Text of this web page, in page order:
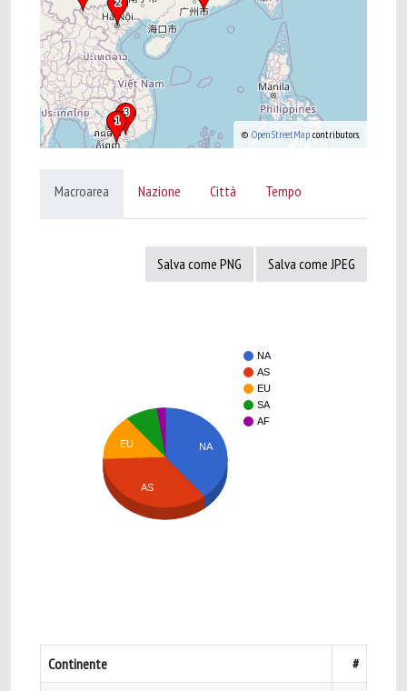
© OpenStreetMap contributors.
Macroarea Nazione Città Tempo
Salva come PNG Salva come JPEG
NA
AS
EU
SA
AF
NA
EU
AS
Continente #